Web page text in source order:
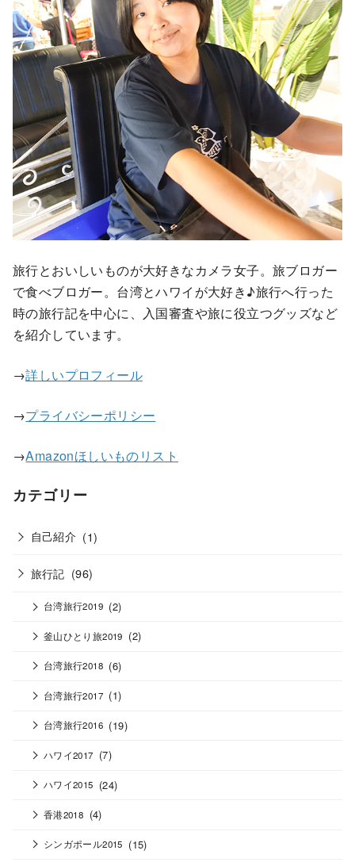
旅行とおいしいものが大好きなカメラ女子。旅ブロガー
で食べブロガー。台湾とハワイが大好き♪旅行へ行った
時の旅行記を中心に、入国審査や旅に役立つグッズなど
を紹介しています。
→詳しいプロフィール
→プライバシーポリシー
→Amazonほしいものリスト
カテゴリー
自己紹介 (1)
旅行記 (96)
台湾旅行2019 (2)
釜山ひとり旅2019 (2)
台湾旅行2018 (6)
台湾旅行2017 (1)
台湾旅行2016 (19)
ハワイ2017 (7)
ハワイ2015 (24)
香港2018 (4)
シンガポール2015 (15)